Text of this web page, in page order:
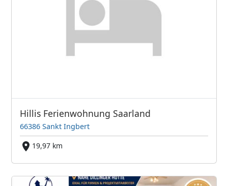
Hillis Ferienwohnung Saarland
66386 Sankt Ingbert
19,97 km